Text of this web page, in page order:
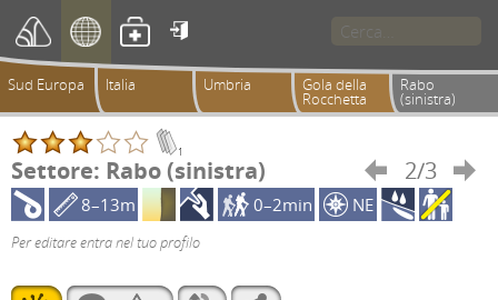

Sud Europa Italia Umbria Gola della
Rocchetta
Rabo
(sinistra)
1
Settore: Rabo (sinistra)  2/3

8–13m
0–2min NE
Per editare entra nel tuo profilo